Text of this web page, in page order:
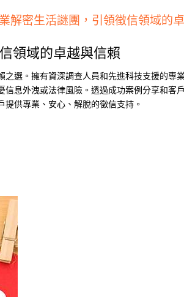
解密生活謎團，引領徵信領域的
領域的卓越與信賴
選。擁有資深調查人員和先進科技支援的
息外洩或法律風險。透過成功案例分享和
供專業、安心、解脫的徵信支持。